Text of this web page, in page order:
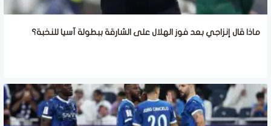
ماذا قال إنزاجي بعد فوز الهلال على الشارقة ببطولة آسيا للنخبة؟